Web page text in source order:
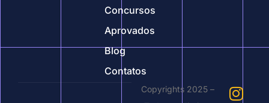
Concursos
Aprovados
Blog
Contatos
Copyrights 2025 –